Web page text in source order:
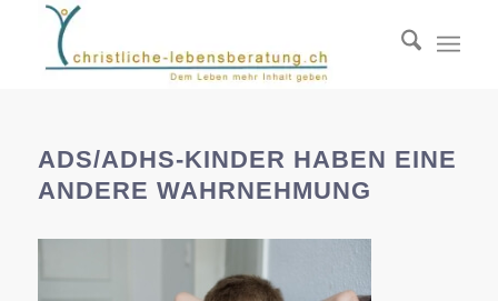
ADS/ADHS-KINDER HABEN EINE
ANDERE WAHRNEHMUNG